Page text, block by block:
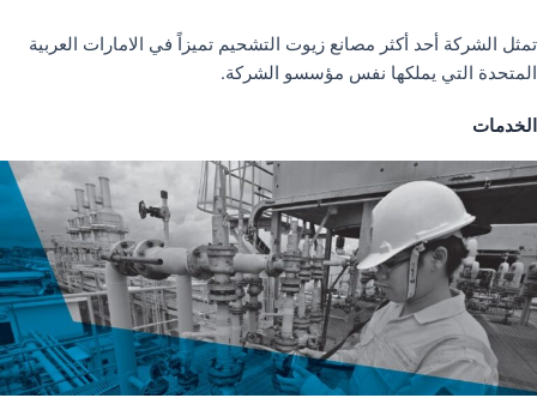
تمثل الشركة أحد أكثر مصانع زيوت التشحيم تميزاً في الامارات العربية
المتحدة التي يملكها نفس مؤسسو الشركة.
الخدمات